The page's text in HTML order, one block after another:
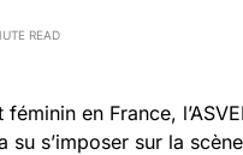
READ
en France,
su s’imposer sur la